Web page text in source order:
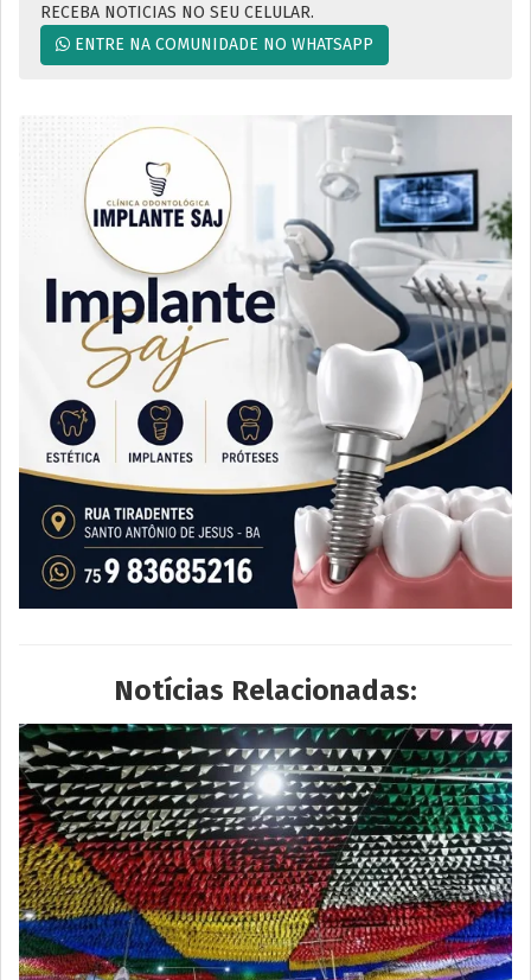
RECEBA NOTICIAS NO SEU CELULAR.
ENTRE NA COMUNIDADE NO WHATSAPP
Notícias Relacionadas: